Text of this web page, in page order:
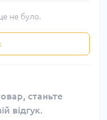
не було.
станьте
відгук.